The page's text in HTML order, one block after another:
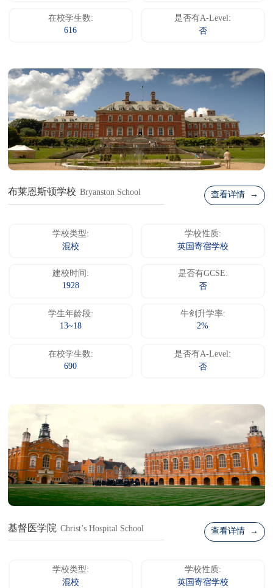
在校学生数:
616
是否有A-Level:
否
布莱恩斯顿学校 Bryanston School 查看详情 →
学校类型:
混校
学校性质:
英国寄宿学校
建校时间:
1928
是否有GCSE:
否
学生年龄段:
13~18
牛剑升学率:
2%
在校学生数:
690
是否有A-Level:
否
基督医学院 Christ’s Hospital School 查看详情 →
学校类型:
混校
学校性质:
英国寄宿学校